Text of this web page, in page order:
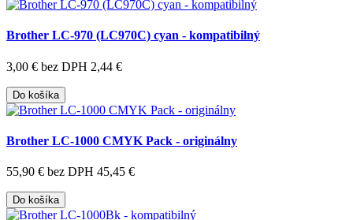
Brother LC-970 (LC970C) cyan - kompatibilný
3,00 € bez DPH 2,44 €
Do košíka
Brother LC-1000 CMYK Pack - originálny
55,90 € bez DPH 45,45 €
Do košíka